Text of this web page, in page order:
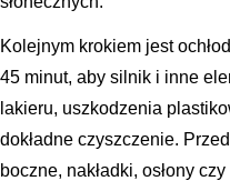
Kolejnym krokiem jest
45 minut, aby silnik i inne
lakieru, uszkodzenia
dokładne czyszczenie.
boczne, nakładki, osłony